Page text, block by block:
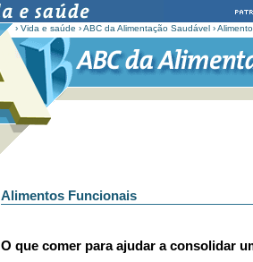
› Vida e saúde ›ABC da Alimentação Saudável ›
Alimentos Funcionais
O que comer para ajudar a consolidar